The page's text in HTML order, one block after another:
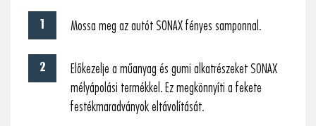
Mossa meg az autót SONAX fényes samponnal.
Előkezelje a műanyag és gumi alkatrészeket SONAX
mélyápolási termékkel. Ez megkönnyíti a fekete
festékmaradványok eltávolítását.